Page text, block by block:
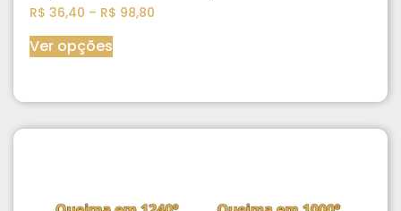
R$ 36,40 – R$ 98,80
Ver opções